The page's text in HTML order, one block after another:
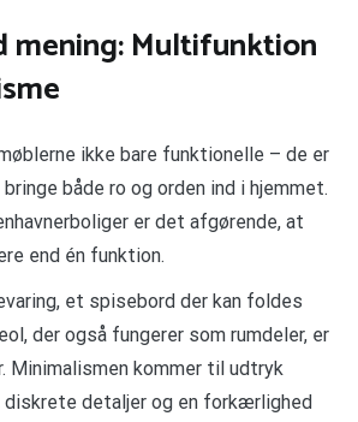
mening: Multifunktion
ikke bare funktionelle – de er
både ro og orden ind i hjemmet.
er det afgørende, at
end én funktion.
et spisebord der kan foldes
der også fungerer som rumdeler, er
Minimalismen kommer til udtryk
diskrete detaljer og en forkærlighed